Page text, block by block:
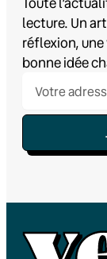
lecture. Un
réflexion,
bonne idée